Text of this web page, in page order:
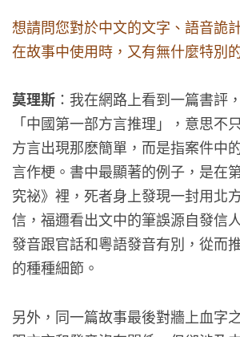
想請問您對於中文的文字、語音詭
在故事中使用時，又有無什麼特別
莫理斯 ：我在網路上看到一篇書評
「中國第一部方言推理」，意思不
方言出現那麽簡單，而是指案件中
言作梗。書中最顯著的例子，是在
究祕》裡，死者身上發現一封用北
信，福邇看出文中的筆誤源自發信
發音跟官話和粵語發音有別，從而
的種種細節。
另外，同一篇故事最後對牆上血字